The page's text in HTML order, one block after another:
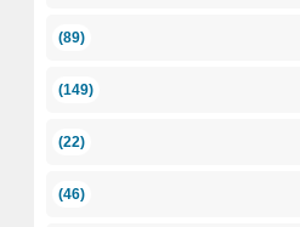
(89)
(149)
(22)
(46)